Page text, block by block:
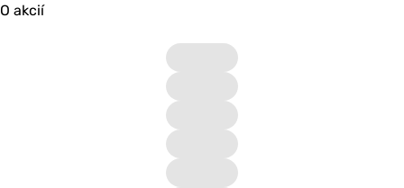
O akcií